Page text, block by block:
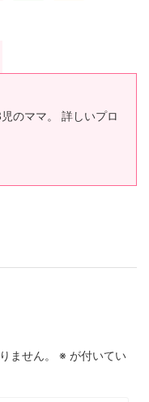
のママ。 詳しいプロ
ません。 ※ が付いてい